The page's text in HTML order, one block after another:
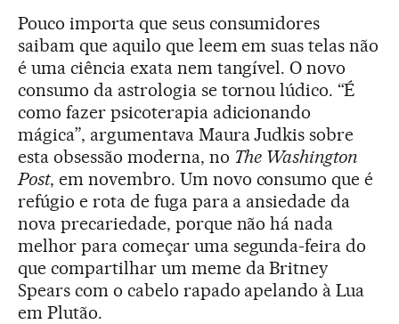
Pouco importa que seus consumidores
saibam que aquilo que leem em suas telas não
é uma ciência exata nem tangível. O novo
consumo da astrologia se tornou lúdico. “É
como fazer psicoterapia adicionando
mágica”, argumentava Maura Judkis sobre
esta obsessão moderna, no The Washington
Post, em novembro. Um novo consumo que é
refúgio e rota de fuga para a ansiedade da
nova precariedade, porque não há nada
melhor para começar uma segunda-feira do
que compartilhar um meme da Britney
Spears com o cabelo rapado apelando à Lua
em Plutão.